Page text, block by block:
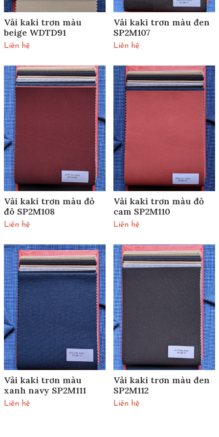
Vải kaki trơn màu
beige WDTD91
Liên hệ
Vải kaki trơn màu đen
SP2M107
Liên hệ
Vải kaki trơn màu đỏ
đô SP2M108
Liên hệ
Vải kaki trơn màu đỏ
cam SP2M110
Liên hệ
Vải kaki trơn màu
xanh navy SP2M111
Liên hệ
Vải kaki trơn màu đen
SP2M112
Liên hệ